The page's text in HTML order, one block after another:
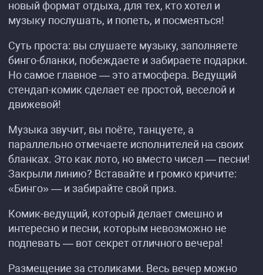
новый формат отдыха, для тех, кто хотел и
музыку послушать, и попеть, и посмеяться!
Суть проста: вы слушаете музыку, заполняете
бинго-бланки, побеждаете и забираете подарки.
Но самое главное — это атмосфера. Ведущий
стендап-комик сделает ее простой, веселой и
движевой!
Музыка звучит, вы поёте, танцуете, а
параллельно отмечаете исполнителей на своих
бланках. Это как лото, но вместо чисел — песни!
Закрыли линию? Вставайте и громко кричите:
«Бинго» — и забирайте свой приз.
Комик-ведущий, который делает смешно и
интересно и песни, которым невозможно не
подпевать — вот секрет отличного вечера!
Размещение за столиками. Весь вечер можно